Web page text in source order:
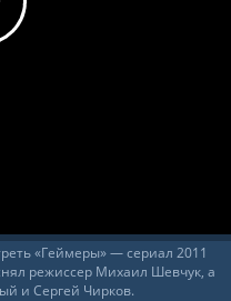
«Геймеры» — сериал 2011
режиссер Михаил Шевчук, а
и Сергей Чирков.